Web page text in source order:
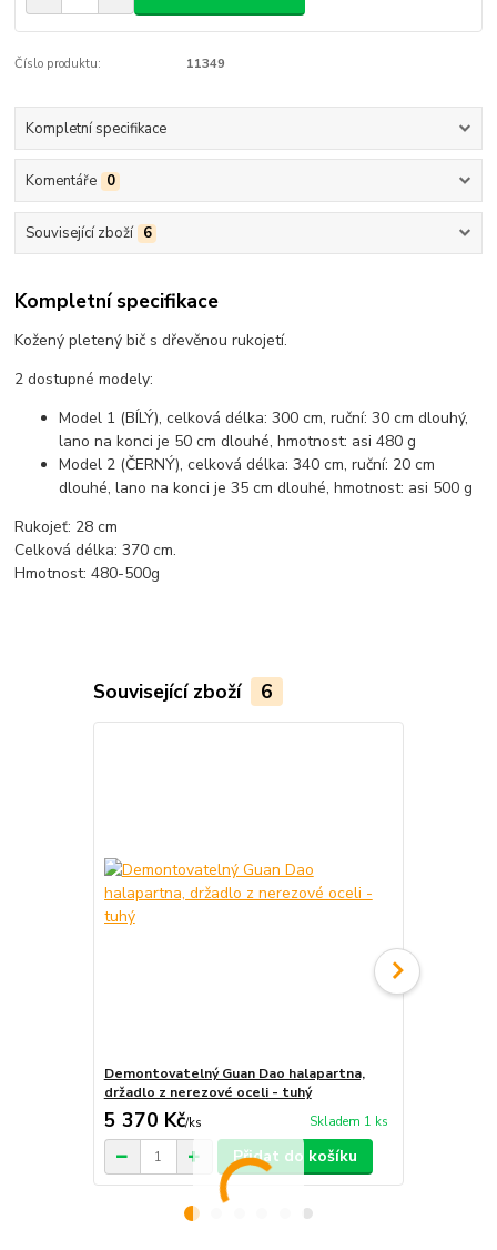
Číslo produktu: 11349
Kompletní specifikace
Komentáře 0
Související zboží 6
Kompletní specifikace
Kožený pletený bič s dřevěnou rukojetí.
2 dostupné modely:
Model 1 (BÍLÝ), celková délka: 300 cm, ruční: 30 cm dlouhý,
lano na konci je 50 cm dlouhé, hmotnost: asi 480 g
Model 2 (ČERNÝ), celková délka: 340 cm, ruční: 20 cm
dlouhé, lano na konci je 35 cm dlouhé, hmotnost: asi 500 g
Rukojeť: 28 cm
Celková délka: 370 cm.
Hmotnost: 480-500g
Související zboží 6
Demontovatelný Guan Dao halapartna,
držadlo z nerezové oceli - tuhý
5 370 Kč/ks Skladem 1 ks
Přidat do košíku